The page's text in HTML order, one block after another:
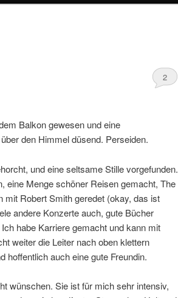
2
Balkon gewesen und eine
den Himmel düsend. Perseiden.
und eine seltsame Stille vorgefunden.
eine Menge schöner Reisen gemacht, The
Robert Smith geredet (okay, das ist
andere Konzerte auch, gute Bücher
habe Karriere gemacht und kann mit
weiter die Leiter nach oben klettern
hoffentlich auch eine gute Freundin.
wünschen. Sie ist für mich sehr intensiv,